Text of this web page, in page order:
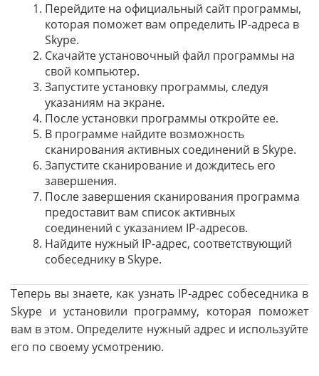
Перейдите на официальный сайт программы,
которая поможет вам определить IP-адреса в
Skype.
Скачайте установочный файл программы на
свой компьютер.
Запустите установку программы, следуя
указаниям на экране.
После установки программы откройте ее.
В программе найдите возможность
сканирования активных соединений в Skype.
Запустите сканирование и дождитесь его
завершения.
После завершения сканирования программа
предоставит вам список активных
соединений с указанием IP-адресов.
Найдите нужный IP-адрес, соответствующий
собеседнику в Skype.
Теперь вы знаете, как узнать IP-адрес собеседника в
Skype и установили программу, которая поможет
вам в этом. Определите нужный адрес и используйте
его по своему усмотрению.